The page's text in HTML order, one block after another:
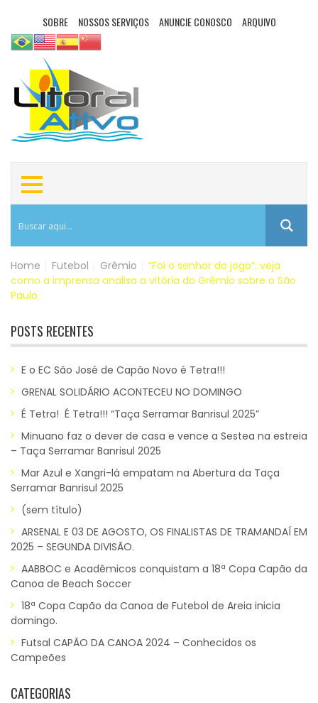
SOBRE NOSSOS SERVIÇOS ANUNCIE CONOSCO ARQUIVO
Home Futebol Grêmio
“Foi o senhor do jogo”: veja
como a imprensa analisa a vitória do Grêmio sobre o São
Paulo
POSTS RECENTES
E o EC São José de Capão Novo é Tetra!!!
GRENAL SOLIDÁRIO ACONTECEU NO DOMINGO
É Tetra! É Tetra!!! “Taça Serramar Banrisul 2025”
Minuano faz o dever de casa e vence a Sestea na estreia
– Taça Serramar Banrisul 2025
Mar Azul e Xangri-lá empatam na Abertura da Taça
Serramar Banrisul 2025
(sem título)
ARSENAL E 03 DE AGOSTO, OS FINALISTAS DE TRAMANDAÍ EM
2025 – SEGUNDA DIVISÃO.
AABBOC e Acadêmicos conquistam a 18ª Copa Capão da
Canoa de Beach Soccer
18ª Copa Capão da Canoa de Futebol de Areia inicia
domingo.
Futsal CAPÃO DA CANOA 2024 – Conhecidos os
Campeões
CATEGORIAS